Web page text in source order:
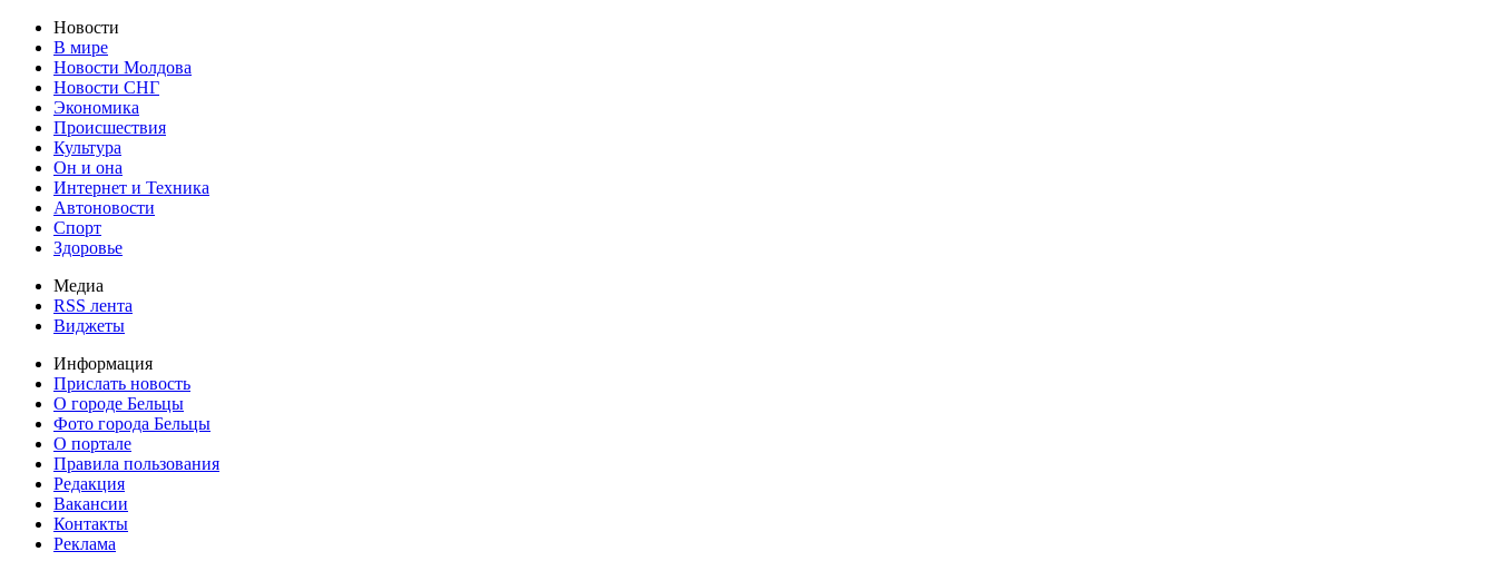
Новости
В мире
Новости Молдова
Новости СНГ
Экономика
Происшествия
Культура
Он и она
Интернет и Техника
Автоновости
Спорт
Здоровье
Медиа
RSS лента
Виджеты
Информация
Прислать новость
О городе Бельцы
Фото города Бельцы
О портале
Правила пользования
Редакция
Вакансии
Контакты
Реклама